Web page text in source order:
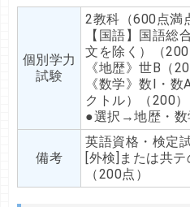
個別学力
試験
2教科（600点満
【国語】国語総
文を除く）（200
《地歴》世B（
《数学》数I・
クトル）（200）
●選択→地歴・数
備考
英語資格・検定
[外検]または共
（200点）